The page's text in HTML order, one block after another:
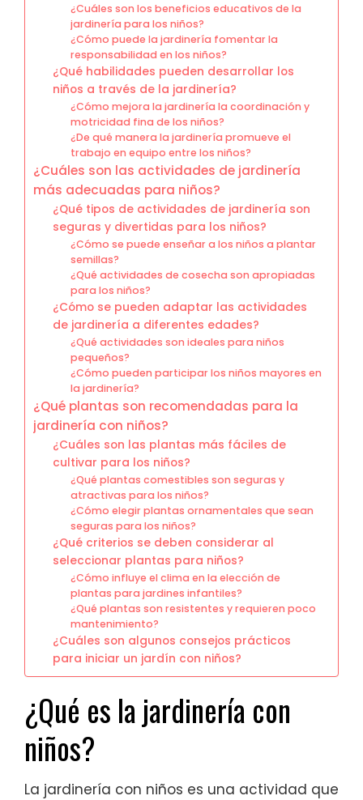
¿Cuáles son los beneficios educativos de la
jardinería para los niños?
¿Cómo puede la jardinería fomentar la
responsabilidad en los niños?
¿Qué habilidades pueden desarrollar los
niños a través de la jardinería?
¿Cómo mejora la jardinería la coordinación y
motricidad fina de los niños?
¿De qué manera la jardinería promueve el
trabajo en equipo entre los niños?
¿Cuáles son las actividades de jardinería
más adecuadas para niños?
¿Qué tipos de actividades de jardinería son
seguras y divertidas para los niños?
¿Cómo se puede enseñar a los niños a plantar
semillas?
¿Qué actividades de cosecha son apropiadas
para los niños?
¿Cómo se pueden adaptar las actividades
de jardinería a diferentes edades?
¿Qué actividades son ideales para niños
pequeños?
¿Cómo pueden participar los niños mayores en
la jardinería?
¿Qué plantas son recomendadas para la
jardinería con niños?
¿Cuáles son las plantas más fáciles de
cultivar para los niños?
¿Qué plantas comestibles son seguras y
atractivas para los niños?
¿Cómo elegir plantas ornamentales que sean
seguras para los niños?
¿Qué criterios se deben considerar al
seleccionar plantas para niños?
¿Cómo influye el clima en la elección de
plantas para jardines infantiles?
¿Qué plantas son resistentes y requieren poco
mantenimiento?
¿Cuáles son algunos consejos prácticos
para iniciar un jardín con niños?
¿Qué es la jardinería con
niños?
La jardinería con niños es una actividad que